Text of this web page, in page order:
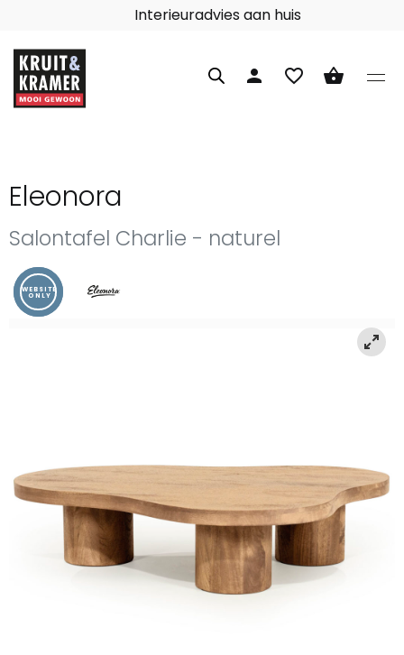
Interieuradvies aan huis
person favorite_border shopping_basket
Eleonora
Salontafel Charlie - naturel
WEBSITE
ONLY